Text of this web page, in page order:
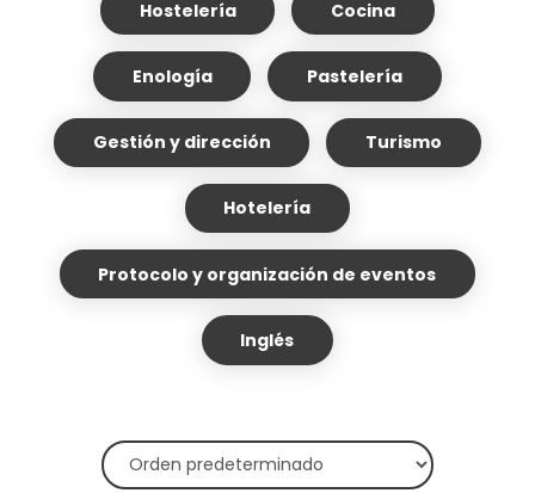
Hostelería Cocina
Enología Pastelería
Gestión y dirección Turismo
Hotelería
Protocolo y organización de eventos
Inglés